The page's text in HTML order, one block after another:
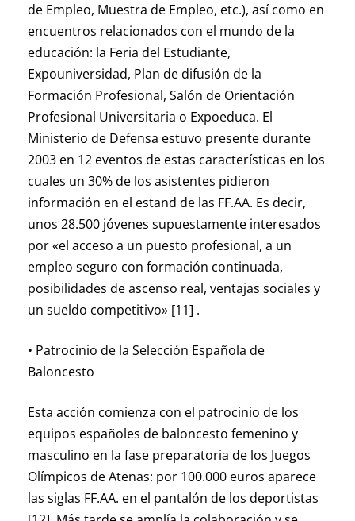
de Empleo, Muestra de Empleo, etc.), así como en
encuentros relacionados con el mundo de la
educación: la Feria del Estudiante,
Expouniversidad, Plan de difusión de la
Formación Profesional, Salón de Orientación
Profesional Universitaria o Expoeduca. El
Ministerio de Defensa estuvo presente durante
2003 en 12 eventos de estas características en los
cuales un 30% de los asistentes pidieron
información en el estand de las FF.AA. Es decir,
unos 28.500 jóvenes supuestamente interesados
por «el acceso a un puesto profesional, a un
empleo seguro con formación continuada,
posibilidades de ascenso real, ventajas sociales y
un sueldo competitivo» [11] .
• Patrocinio de la Selección Española de
Baloncesto
Esta acción comienza con el patrocinio de los
equipos españoles de baloncesto femenino y
masculino en la fase preparatoria de los Juegos
Olímpicos de Atenas: por 100.000 euros aparece
las siglas FF.AA. en el pantalón de los deportistas